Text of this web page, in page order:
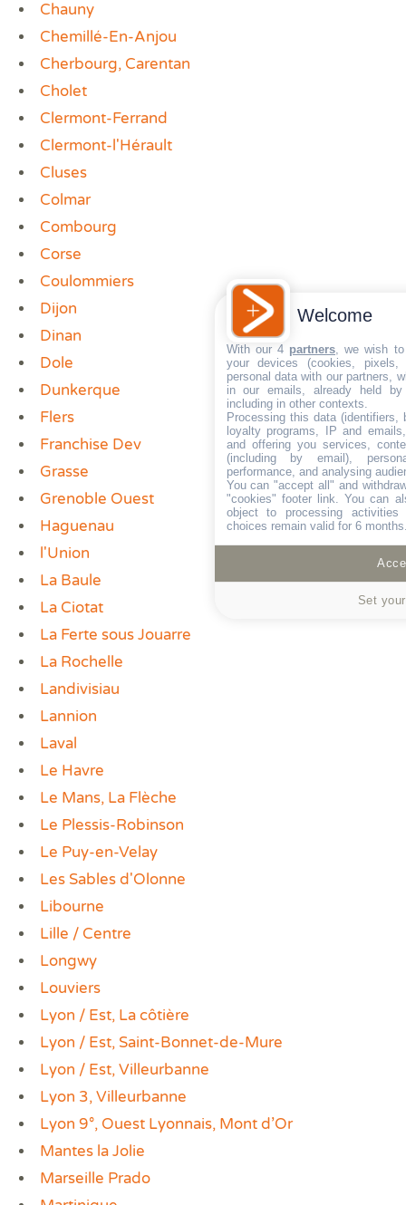
Chauny
Chemillé-En-Anjou
Cherbourg, Carentan
Cholet
Clermont-Ferrand
Clermont-l'Hérault
Cluses
Colmar
Combourg
Corse
Coulommiers
Dijon
Dinan
Dole
Dunkerque
Flers
Franchise Dev
Grasse
Grenoble Ouest
Haguenau
l'Union
La Baule
La Ciotat
La Ferte sous Jouarre
La Rochelle
Landivisiau
Lannion
Laval
Le Havre
Le Mans, La Flèche
Le Plessis-Robinson
Le Puy-en-Velay
Les Sables d'Olonne
Libourne
Lille / Centre
Longwy
Louviers
Lyon / Est, La côtière
Lyon / Est, Saint-Bonnet-de-Mure
Lyon / Est, Villeurbanne
Lyon 3, Villeurbanne
Lyon 9°, Ouest Lyonnais, Mont d’Or
Mantes la Jolie
Marseille Prado
Welcome
With our 4 partners , we wish
your devices (cookies,
personal data with our partners,
in our emails, already held
including in other contexts.
Processing this data (identifiers,
loyalty programs, IP and
and offering you services,
(including by email),
performance, and analysing
You can "accept all" and
"cookies" footer link . You can
object to processing
choices remain valid for 6
Set